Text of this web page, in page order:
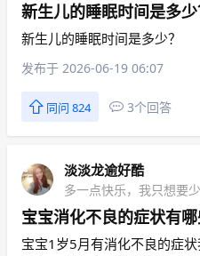
新生儿的睡眠时间是多少
新生儿的睡眠时间是多少？
发布于 2026-06-19 06:07
同问 824 3个回答
淡淡龙逾好酷
多一点快乐，我只想要少
宝宝消化不良的症状有
宝宝1岁5月有消化不良的症